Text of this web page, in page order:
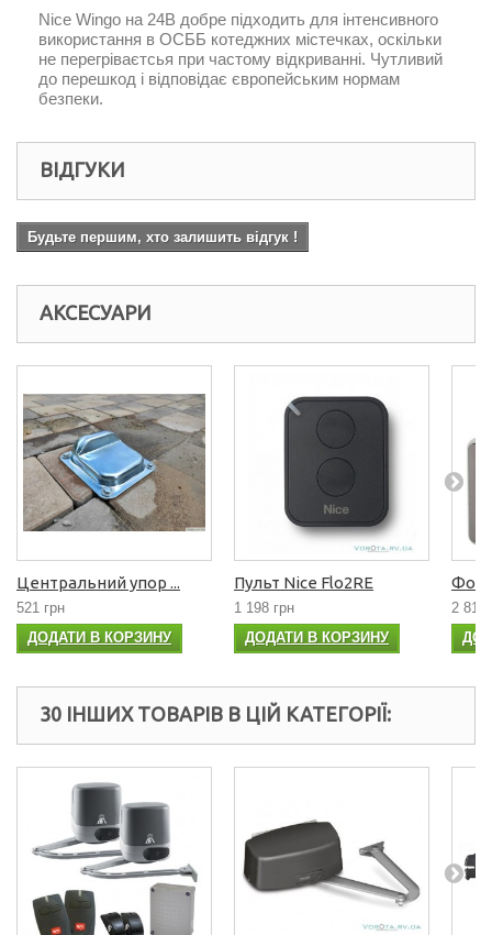
Nice Wingo на 24В добре підходить для інтенсивного
використання в ОСББ котеджних містечках, оскільки
не перегріваєтсья при частому відкриванні. Чутливий
до перешкод і відповідає європейським нормам
безпеки.
ВІДГУКИ
Будьте першим, хто залишить відгук !
АКСЕСУАРИ
Центральний упор ...
521 грн
ДОДАТИ В КОРЗИНУ
Пульт Nice Flo2RE
1 198 грн
ДОДАТИ В КОРЗИНУ
2 813
30 ІНШИХ ТОВАРІВ В ЦІЙ КАТЕГОРІЇ: